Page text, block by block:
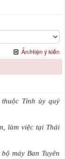
Ẩn/Hiện ý kiến
Tỉnh ủy quý
làm việc tại Thái
máy Ban Tuyên